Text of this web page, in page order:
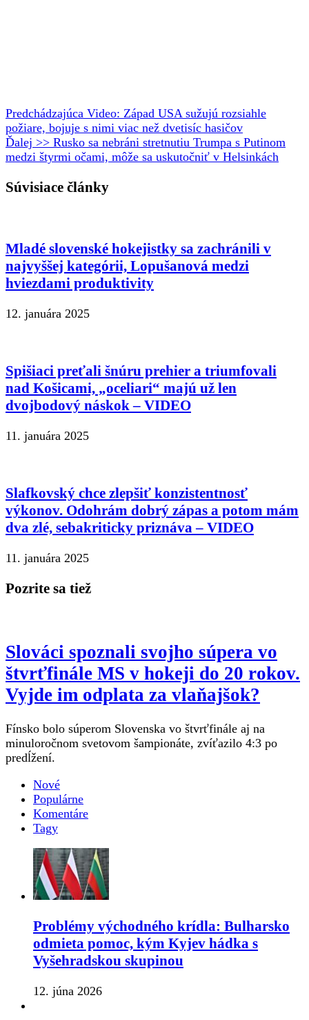
Predchádzajúca Video: Západ USA sužujú rozsiahle
požiare, bojuje s nimi viac než dvetisíc hasičov
Ďalej >> Rusko sa nebráni stretnutiu Trumpa s Putinom
medzi štyrmi očami, môže sa uskutočniť v Helsinkách
Súvisiace články
Mladé slovenské hokejistky sa zachránili v
najvyššej kategórii, Lopušanová medzi
hviezdami produktivity
12. januára 2025
Spišiaci preťali šnúru prehier a triumfovali
nad Košicami, „oceliari“ majú už len
dvojbodový náskok – VIDEO
11. januára 2025
Slafkovský chce zlepšiť konzistentnosť
výkonov. Odohrám dobrý zápas a potom mám
dva zlé, sebakriticky priznáva – VIDEO
11. januára 2025
Pozrite sa tiež
Slováci spoznali svojho súpera vo
štvrťfinále MS v hokeji do 20 rokov.
Vyjde im odplata za vlaňajšok?
Fínsko bolo súperom Slovenska vo štvrťfinále aj na
minuloročnom svetovom šampionáte, zvíťazilo 4:3 po
predĺžení.
Nové
Populárne
Komentáre
Tagy
Problémy východného krídla: Bulharsko
odmieta pomoc, kým Kyjev hádka s
Vyšehradskou skupinou
12. júna 2026